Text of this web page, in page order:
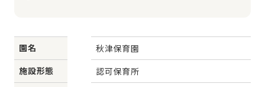
園名
秋津保育園
施設形態
認可保育所